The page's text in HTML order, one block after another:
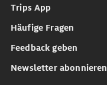
Trips App
Häufige Fragen
Feedback geben
Newsletter abonnieren